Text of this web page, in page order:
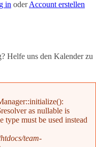
in oderAccount erstellen
Helfe uns den Kalender zu
as nullable is
type must be used instead
team-